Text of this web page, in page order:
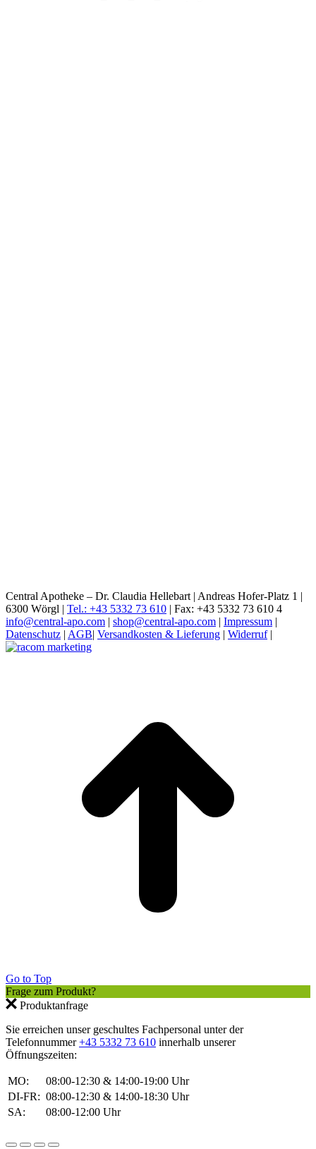
Central Apotheke – Dr. Claudia Hellebart | Andreas Hofer-Platz 1 |
6300 Wörgl | Tel.: +43 5332 73 610 | Fax: +43 5332 73 610 4
info@central-apo.com | shop@central-apo.com | Impressum |
Datenschutz | AGB| Versandkosten & Lieferung | Widerruf|
Go to Top
Frage zum Produkt?
Produktanfrage
Sie erreichen unser geschultes Fachpersonal unter der
Telefonnummer+43 5332 73 610 innerhalb unserer
Öffnungszeiten:
MO:
08:00-12:30 & 14:00-19:00 Uhr
DI-FR: 08:00-12:30 & 14:00-18:30 Uhr
SA:
08:00-12:00 Uhr